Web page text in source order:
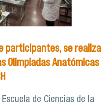
participantes, se realiza
Olimpiadas Anatómicas
de Ciencias de la